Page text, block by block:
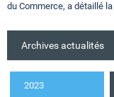
du Commerce, a détaillé
Archives actualités
2023